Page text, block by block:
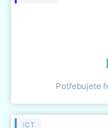
Potřebujete
ICT